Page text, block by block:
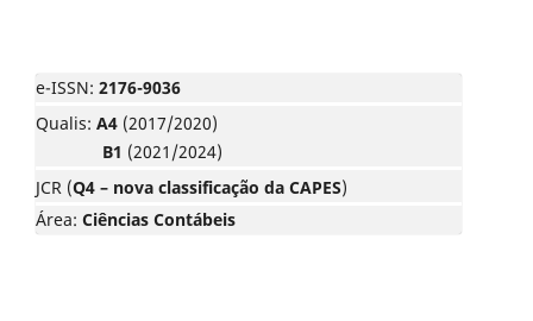
e-ISSN: 2176-9036
Qualis: A4 (2017/2020)
B1 (2021/2024)
JCR (Q4 – nova classificação da CAPES)
Área: Ciências Contábeis